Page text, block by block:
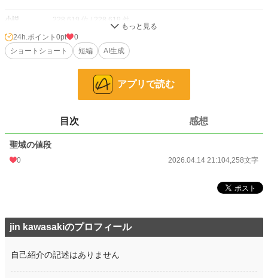
小説 228,619 位 / 228,619 件
大衆娯楽 6,071 位 / 6,071 件
お気に入り 0
2026.04.14 21:10
初回公開日時
年間ポイント 1,275 pt (78,313 位)
累計ポイント 1,275 pt (186,093 位)
24h.ポイント 0pt
0
ショートショート
短編 AI生成
アプリで読む
目次 感想
聖域の値段
0 2026.04.14 21:104,258文字
jin kawasakiのプロフィール
自己紹介の記述はありません